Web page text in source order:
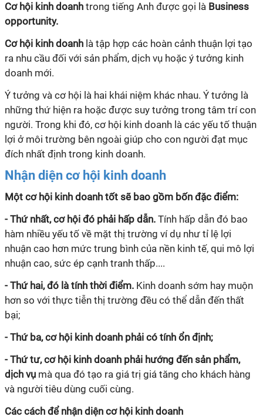
Cơ hội kinh doanh trong tiếng Anh được gọi là Business
opportunity.
Cơ hội kinh doanh là tập hợp các hoàn cảnh thuận lợi tạo
ra nhu cầu đối với sản phẩm, dịch vụ hoặc ý tưởng kinh
doanh mới.
Ý tưởng và cơ hội là hai khái niệm khác nhau. Ý tưởng là
những thứ hiện ra hoặc được suy tưởng trong tâm trí con
người. Trong khi đó, cơ hội kinh doanh là các yếu tố thuận
lợi ở môi trường bên ngoài giúp cho con người đạt mục
đích nhất định trong kinh doanh.
Nhận diện cơ hội kinh doanh
Một cơ hội kinh doanh tốt sẽ bao gồm bốn đặc điểm:
- Thứ nhất, cơ hội đó phải hấp dẫn. Tính hấp dẫn đó bao
hàm nhiều yếu tố về mặt thị trường ví dụ như tỉ lệ lợi
nhuận cao hơn mức trung bình của nền kinh tế, qui mô lợi
nhuận cao, sức ép cạnh tranh thấp....
- Thứ hai, đó là tính thời điểm. Kinh doanh sớm hay muộn
hơn so với thực tiễn thị trường đều có thể dẫn đến thất
bại;
- Thứ ba, cơ hội kinh doanh phải có tính ổn định;
- Thứ tư, cơ hội kinh doanh phải hướng đến sản phẩm,
dịch vụ mà qua đó tạo ra giá trị giá tăng cho khách hàng
và người tiêu dùng cuối cùng.
Các cách để nhận diện cơ hội kinh doanh